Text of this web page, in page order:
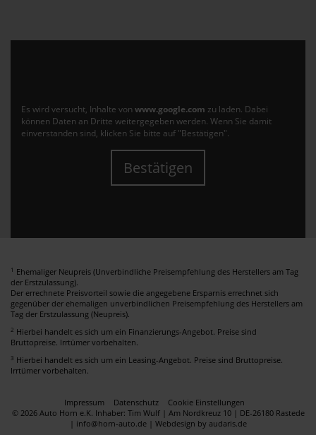
Es wird versucht, Inhalte von www.google.com zu laden. Dabei
können Daten an Dritte weitergegeben werden. Wenn Sie damit
einverstanden sind, klicken Sie bitte auf "Bestätigen".
Bestätigen
1 Ehemaliger Neupreis (Unverbindliche Preisempfehlung des Herstellers am Tag
der Erstzulassung).
Der errechnete Preisvorteil sowie die angegebene Ersparnis errechnet sich
gegenüber der ehemaligen unverbindlichen Preisempfehlung des Herstellers am
Tag der Erstzulassung (Neupreis).
2 Hierbei handelt es sich um ein Finanzierungs-Angebot. Preise sind
Bruttopreise. Irrtümer vorbehalten.
3 Hierbei handelt es sich um ein Leasing-Angebot. Preise sind Bruttopreise.
Irrtümer vorbehalten.
Impressum Datenschutz
Cookie Einstellungen
© 2026 Auto Horn e.K. Inhaber: Tim Wulf | Am Nordkreuz 10 | DE-26180 Rastede
| info@horn-auto.de | Webdesign by audaris.de